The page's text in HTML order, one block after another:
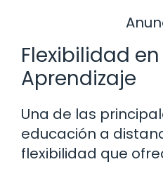
Flexibilidad en
Aprendizaje
Una de las
educación a
flexibilidad que